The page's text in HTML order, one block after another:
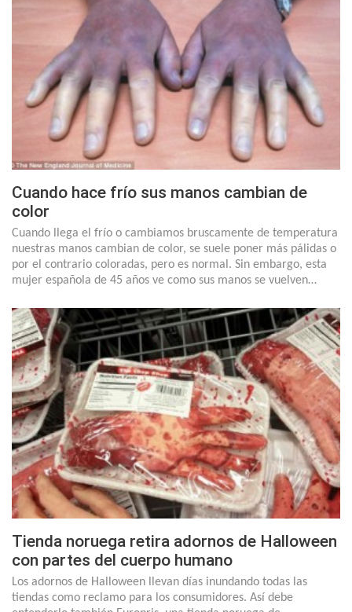
Cuando hace frío sus manos cambian de
color
Cuando llega el frío o cambiamos bruscamente de temperatura
nuestras manos cambian de color, se suele poner más pálidas o
por el contrario coloradas, pero es normal. Sin embargo, esta
mujer española de 45 años ve como sus manos se vuelven…
Tienda noruega retira adornos de Halloween
con partes del cuerpo humano
Los adornos de Halloween llevan días inundando todas las
tiendas como reclamo para los consumidores. Así debe